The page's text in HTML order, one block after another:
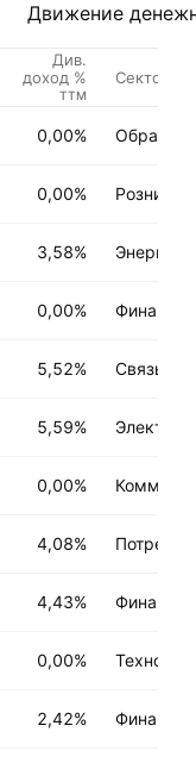
Движение
Див.
доход %
TTM
Сектор
0,00%
0,00%
3,58%
0,00% Финансы
5,52% Связь
5,59%
0,00%
4,08%
4,43% Финансы
0,00%
2,42% Финансы